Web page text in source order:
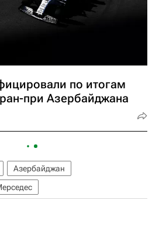
по итогам
при Азербайджана
Азербайджан